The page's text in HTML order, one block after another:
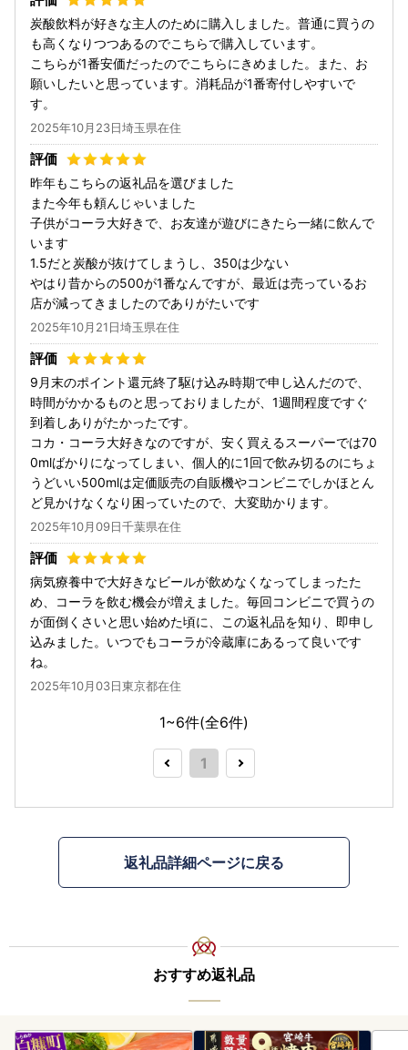
炭酸飲料が好きな主人のために購入しました。普通に買うの
も高くなりつつあるのでこちらで購入しています。
こちらが1番安価だったのでこちらにきめました。また、お
願いしたいと思っています。消耗品が1番寄付しやすいで
す。
2025年10月23日埼玉県在住
昨年もこちらの返礼品を選びました
また今年も頼んじゃいました
子供がコーラ大好きで、お友達が遊びにきたら一緒に飲んで
います
1.5だと炭酸が抜けてしまうし、350は少ない
やはり昔からの500が1番なんですが、最近は売っているお
店が減ってきましたのでありがたいです
2025年10月21日埼玉県在住
9月末のポイント還元終了駆け込み時期で申し込んだので、
時間がかかるものと思っておりましたが、1週間程度ですぐ
到着しありがたかったです。
コカ・コーラ大好きなのですが、安く買えるスーパーでは70
0mlばかりになってしまい、個人的に1回で飲み切るのにちょ
うどいい500mlは定価販売の自販機やコンビニでしかほとん
ど見かけなくなり困っていたので、大変助かります。
2025年10月09日千葉県在住
病気療養中で大好きなビールが飲めなくなってしまったた
め、コーラを飲む機会が増えました。毎回コンビニで買うの
が面倒くさいと思い始めた頃に、この返礼品を知り、即申し
込みました。いつでもコーラが冷蔵庫にあるって良いです
ね。
2025年10月03日東京都在住
1~6件(全6件)
1
返礼品詳細ページに戻る
おすすめ返礼品